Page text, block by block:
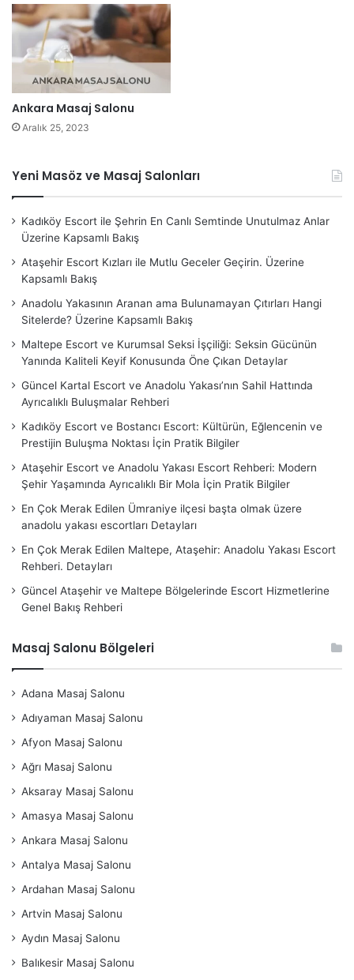
Ankara Masaj Salonu
Aralık 25, 2023
Yeni Masöz ve Masaj Salonları
Kadıköy Escort ile Şehrin En Canlı Semtinde Unutulmaz Anlar
Üzerine Kapsamlı Bakış
Ataşehir Escort Kızları ile Mutlu Geceler Geçirin. Üzerine
Kapsamlı Bakış
Anadolu Yakasının Aranan ama Bulunamayan Çıtırları Hangi
Sitelerde? Üzerine Kapsamlı Bakış
Maltepe Escort ve Kurumsal Seksi İşçiliği: Seksin Gücünün
Yanında Kaliteli Keyif Konusunda Öne Çıkan Detaylar
Güncel Kartal Escort ve Anadolu Yakası’nın Sahil Hattında
Ayrıcalıklı Buluşmalar Rehberi
Kadıköy Escort ve Bostancı Escort: Kültürün, Eğlencenin ve
Prestijin Buluşma Noktası İçin Pratik Bilgiler
Ataşehir Escort ve Anadolu Yakası Escort Rehberi: Modern
Şehir Yaşamında Ayrıcalıklı Bir Mola İçin Pratik Bilgiler
En Çok Merak Edilen Ümraniye ilçesi başta olmak üzere
anadolu yakası escortları Detayları
En Çok Merak Edilen Maltepe, Ataşehir: Anadolu Yakası Escort
Rehberi. Detayları
Güncel Ataşehir ve Maltepe Bölgelerinde Escort Hizmetlerine
Genel Bakış Rehberi
Masaj Salonu Bölgeleri
Adana Masaj Salonu
Adıyaman Masaj Salonu
Afyon Masaj Salonu
Ağrı Masaj Salonu
Aksaray Masaj Salonu
Amasya Masaj Salonu
Ankara Masaj Salonu
Antalya Masaj Salonu
Ardahan Masaj Salonu
Artvin Masaj Salonu
Aydın Masaj Salonu
Balıkesir Masaj Salonu